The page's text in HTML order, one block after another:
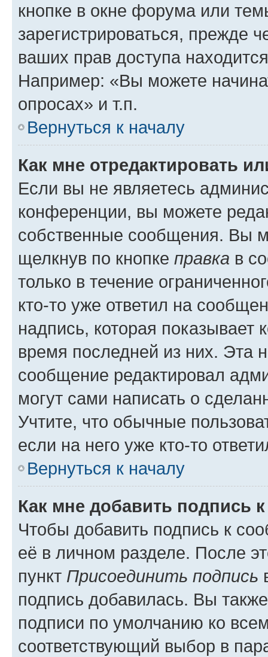
кнопке в окне форума или
зарегистрироваться, прежде
ваших прав доступа
Например: «Вы можете
опросах» и т.п.
Вернуться к началу
Как мне отредактировать
Если вы не являетесь
конференции, вы можете
собственные сообщения. Вы
щелкнув по кнопке правка в
только в течение
кто-то уже ответил на
надпись, которая показывает
время последней из них. Эта
сообщение редактировал
могут сами написать о
Учтите, что обычные
если на него уже кто-то
Вернуться к началу
Как мне добавить подпись
Чтобы добавить подпись к
её в личном разделе. После
пункт Присоединить подпись
подпись добавилась. Вы
подписи по умолчанию ко
соответствующий выбор в